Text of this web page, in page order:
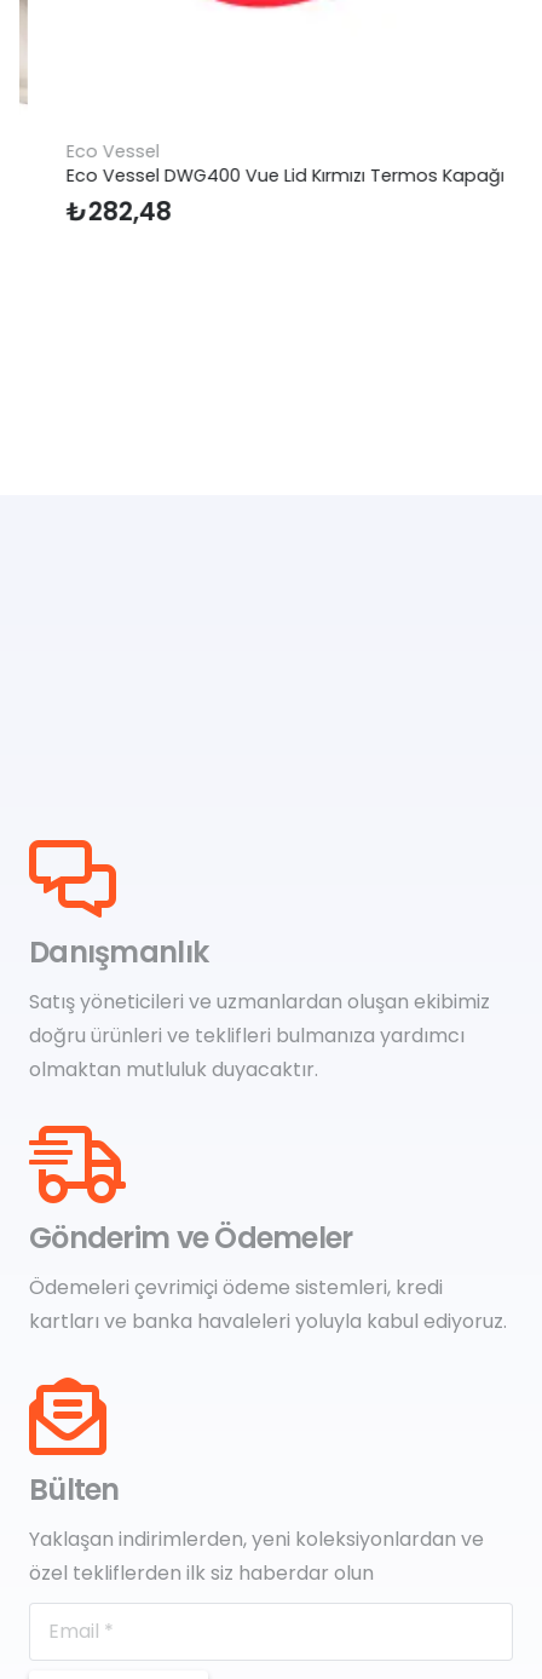
Eco Vessel
Eco Vessel DWG400 Vue Lid Kırmızı Termos Kapağı
₺282,48
Danışmanlık
Satış yöneticileri ve uzmanlardan oluşan ekibimiz
doğru ürünleri ve teklifleri bulmanıza yardımcı
olmaktan mutluluk duyacaktır.
Gönderim ve Ödemeler
Ödemeleri çevrimiçi ödeme sistemleri, kredi
kartları ve banka havaleleri yoluyla kabul ediyoruz.
Bülten
Yaklaşan indirimlerden, yeni koleksiyonlardan ve
özel tekliflerden ilk siz haberdar olun